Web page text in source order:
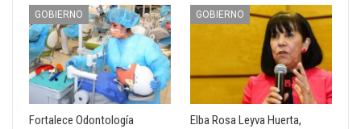
GOBIERNO
Fortalece Odontología
GOBIERNO
Elba Rosa Leyva Huerta,